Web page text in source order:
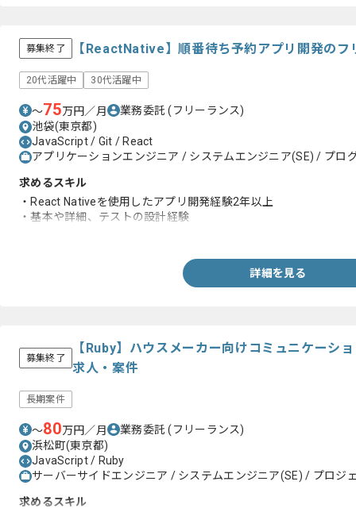
募集終了 【ReactNative】順番待ち予約アプリ開発のフ
20代活躍中 30代活躍中
〜75万円／月 業務委託(フリーランス)
池袋(東京都)
JavaScript / Git / React
アプリケーションエンジニア / システムエンジニア(SE) / プロ
求めるスキル
・React Nativeを使用したアプリ開発経験2年以上
・基本や詳細、テストの設計経験
詳細を見る
募集終了
【Ruby】ハウスメーカー向けコミュニケーシ
求人・案件
長期案件
〜80万円／月 業務委託(フリーランス)
浜松町(東京都)
JavaScript / Ruby
サーバーサイドエンジニア / システムエンジニア(SE) / プロジ
求めるスキル